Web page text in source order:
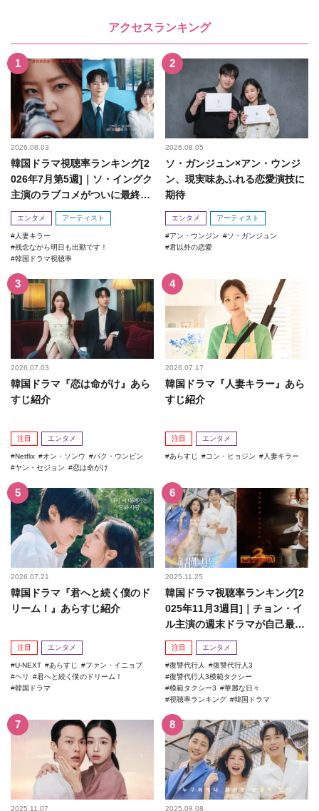
アクセスランキング
2026.08.03
韓国ドラマ視聴率ランキング[2
026年7月第5週]｜ソ・イングク
主演のラブコメがついに最終
回！
エンタメ アーティスト
人妻キラー
残念ながら明日も出勤です！
韓国ドラマ視聴率
2026.08.05
ソ・ガンジュン×アン・ウンジ
ン、現実味あふれる恋愛演技に
期待
エンタメ アーティスト
アン・ウンジン
ソ・ガンジュン
君以外の恋愛
2026.07.03
韓国ドラマ『恋は命がけ』あら
すじ紹介
注目 エンタメ
Netflix オン・ソンウ
パク・ウンビン
ヤン・セジョン
恋は命がけ
2026.07.17
韓国ドラマ『人妻キラー』あら
すじ紹介
注目 エンタメ
あらすじ コン・ヒョジン 人妻キラー
2026.07.21
韓国ドラマ『君へと続く僕のド
リーム！』あらすじ紹介
注目 エンタメ
U-NEXT あらすじ
ファン・イニョプ
ヘリ
君へと続く僕のドリーム！
韓国ドラマ
2025.11.25
韓国ドラマ視聴率ランキング[2
025年11月3週目]｜チョン・イ
ル主演の週末ドラマが自己最高
記録を更新！
注目 エンタメ
復讐代行人
復讐代行人3
復讐代行人3模範タクシー
模範タクシー3
華麗な日々
視聴率ランキング
韓国ドラマ
2025.11.07 2025.08.08